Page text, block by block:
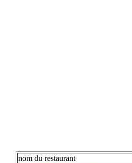
nom du restaurant